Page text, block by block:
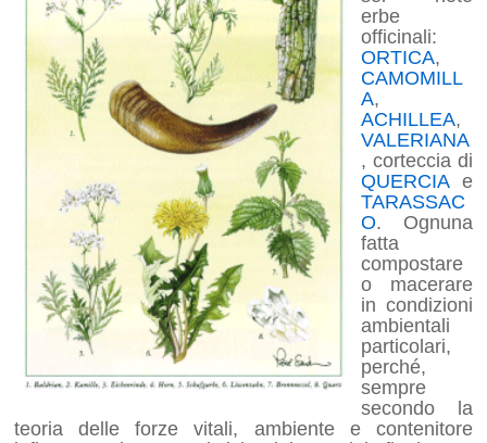
erbe
officinali:
ORTICA,
CAMOMILL
A,
ACHILLEA,
VALERIANA
, corteccia di
QUERCIAe
TARASSAC
O. Ognuna
fatta
compostare
o macerare
in condizioni
ambientali
particolari,
perché,
sempre
secondo la
teoria delle forze vitali, ambiente e contenitore